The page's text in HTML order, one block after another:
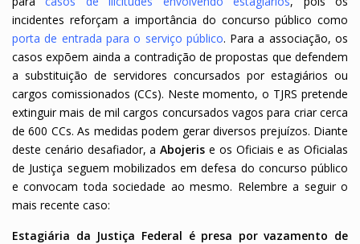
incidentes reforçam a importância do concurso público como
porta de entrada para o serviço público. Para a associação, os
casos expõem ainda a contradição de propostas que defendem
a substituição de servidores concursados por estagiários ou
cargos comissionados (CCs). Neste momento,o TJRS pretende
extinguir mais de mil cargos concursados vagos para criar cerca
de 600 CCs. As medidas podem gerar diversos prejuízos. Diante
deste cenário desafiador, aAbojerise os Oficiais e as Oficialas
de Justiça seguem mobilizados em defesa do concurso público
e convocam toda sociedade ao mesmo. Relembre a seguir o
mais recente caso:
Estagiária da Justiça Federal é presa por vazamento de